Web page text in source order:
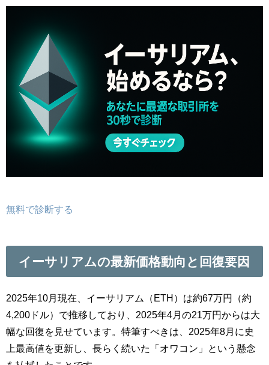
無料で診断する
イーサリアムの最新価格動向と回復要因
2025年10月現在、イーサリアム（ETH）は約67万円（約
4,200ドル）で推移しており、2025年4月の21万円からは大
幅な回復を見せています。特筆すべきは、2025年8月に史
上最高値を更新し、長らく続いた「オワコン」という懸念